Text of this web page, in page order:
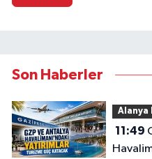
Son Haberler
Alanya
11:49